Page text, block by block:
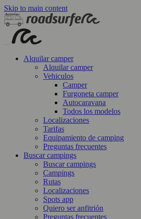
Skip to main content
Alquilar camper
Alquilar camper
Vehiculos
Camper
Furgoneta camper
Autocaravana
Todos los modelos
Localizaciones
Tarifas
Equipamiento de camping
Preguntas frecuentes
Buscar campings
Buscar campings
Campings
Rutas
Localizaciones
Spots app
Quiero ser anfitrión
Preguntas frecuentes